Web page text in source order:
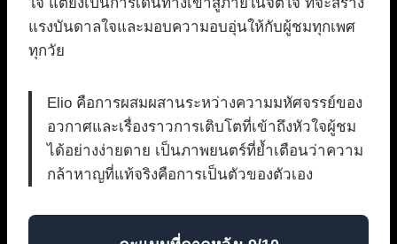
ใจ แต่ยังเป็นการเดินทางเข้าสู่ภายในจิตใจ ที่จะสร้าง
แรงบันดาลใจและมอบความอบอุ่นให้กับผู้ชมทุกเพศ
ทุกวัย
Elio คือการผสมผสานระหว่างความมหัศจรรย์ของ
อวกาศและเรื่องราวการเติบโตที่เข้าถึงหัวใจผู้ชม
ได้อย่างง่ายดาย เป็นภาพยนตร์ที่ย้ำเตือนว่าความ
กล้าหาญที่แท้จริงคือการเป็นตัวของตัวเอง